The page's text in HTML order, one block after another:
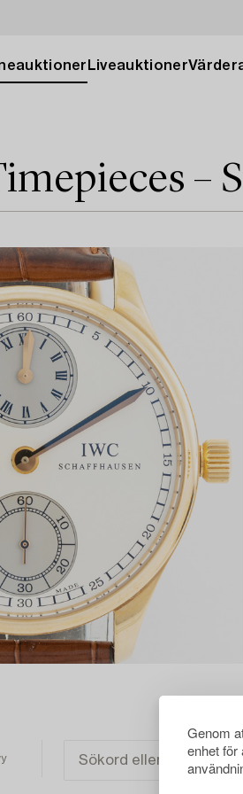
Genom
enhet för
Liveauktioner
–